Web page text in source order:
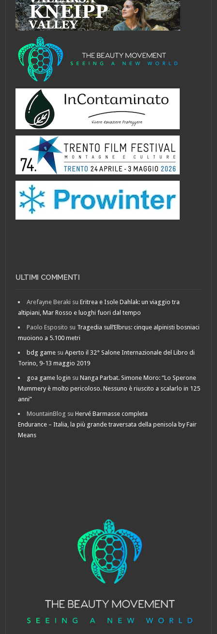
ULTIMI COMMENTI
Arefayne Beraki suEritrea e Isole Dahlak: un viaggio tra
altipiani, Mar Rosso e luoghi fuori dal tempo
Paolo Esposito su Tragedia sull’Elbrus: cinque alpinisti bosniaci
muoiono a 5.100 metri
bdg game suAperto il 32° Salone Internazionale del Libro di
Torino, 9-13 maggio 2019
goa game login suNanga Parbat. Simone Moro: “Lo Sperone
Mummery è molto pericoloso. Nessuno è riuscito a scalarlo in 125
anni”
MountainBlog suHervé Barmasse completa
Endurance – Italia, la più grande traversata della penisola by Fair
Means